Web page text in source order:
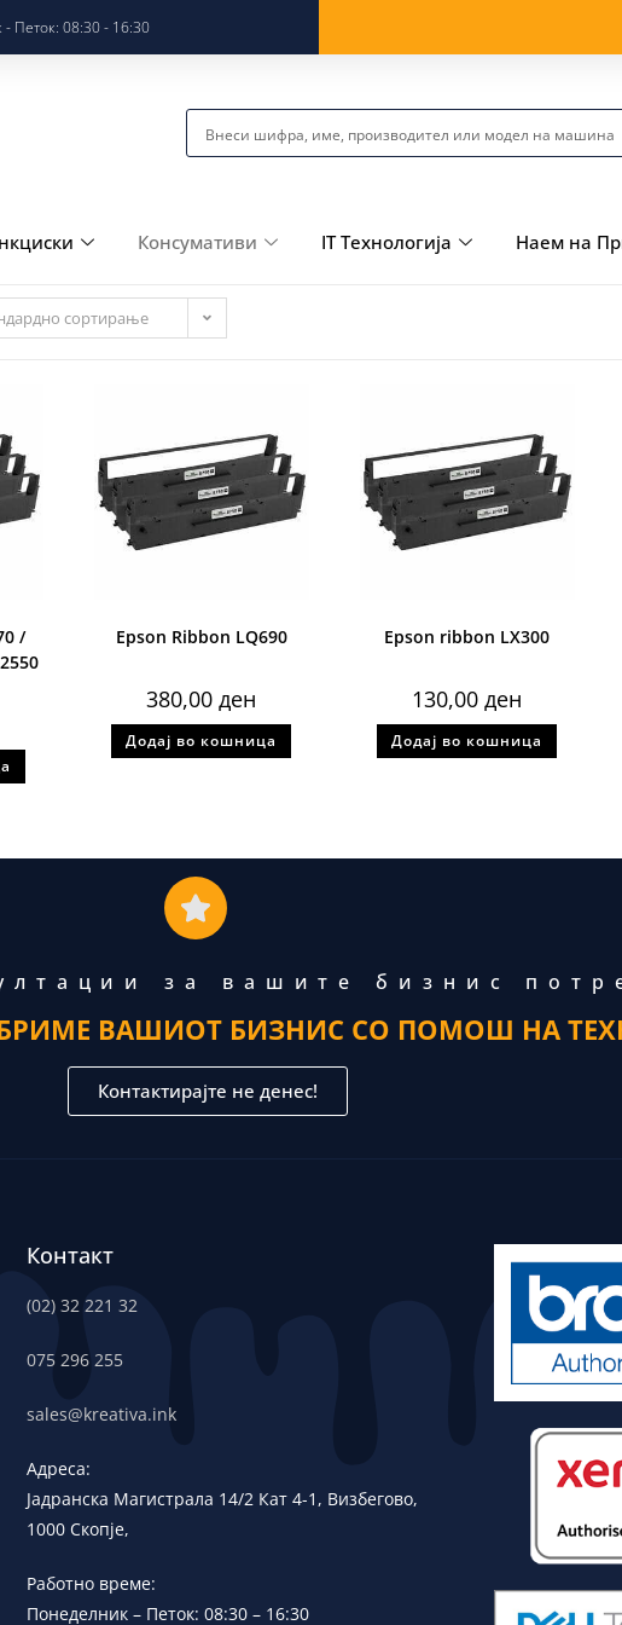
Петок: 08:30 - 16:30
Консумативи IT Технологија Наем на
сортирање
/
Epson Ribbon LQ690
380,00ден
Додај во кошница
Epson ribbon LX300
130,00ден
Додај во кошница
за вашите бизнис
ВАШИОТ БИЗНИС СО ПОМОШ НА
Контактирајте не денес!
Контакт
(02) 32 221 32
075 296 255
sales@kreativa.ink
Адреса:
Јадранска Магистрала 14/2 Кат 4-1, Визбегово,
1000 Скопје,
Работно време:
Понеделник – Петок: 08:30 – 16:30